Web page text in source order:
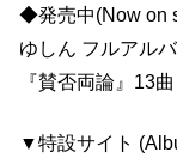
◆発売中(Now on
ゆしん フルアル
『賛否両論』13
▼特設サイト